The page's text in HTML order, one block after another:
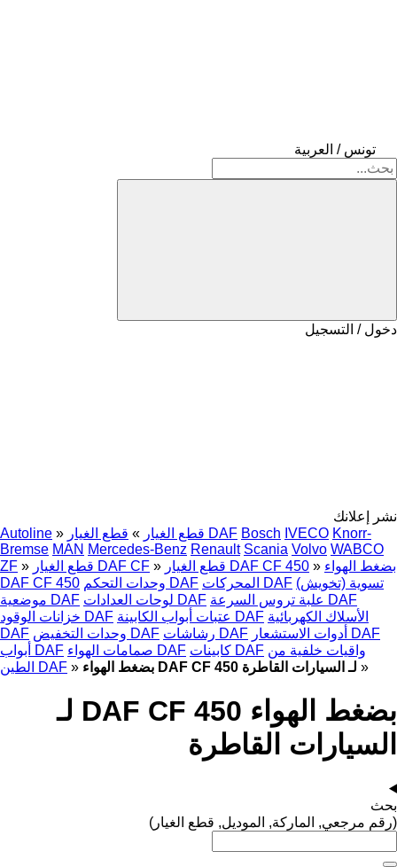
تونس / العربية
دخول / التسجيل
نشر إعلانك
Autoline » قطع الغيار » قطع الغيار DAF Bosch IVECO Knorr-
Bremse MAN Mercedes-Benz Renault Scania Volvo WABCO
ZF » قطع الغيار DAF CF » قطع الغيار DAF CF 450 » بضغط الهواء
DAF CF 450
وحدات التحكم DAF المحركات DAF تسوية (تخويش)
موضعية DAF
لوحات العدادات DAF
علبة تروس السرعة DAF
خزانات الوقود DAF
عتبات أبواب الكابينة DAF الأسلاك الكهربائية
DAF
وحدات التخفيض DAF رشاشات DAF
أدوات الاستشعار DAF
أبواب DAF
صمامات الهواء DAF كابينات DAF واقيات خلفية من
الطين DAF » بضغط الهواء DAF CF 450 لـ السيارات القاطرة »
بضغط الهواء DAF CF 450 لـ
السيارات القاطرة
بحث
(رقم مرجعي, الماركة, الموديل, قطع الغيار)